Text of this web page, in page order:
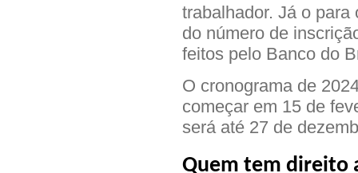
trabalhador. Já o
do número de
feitos pelo Banco do
O cronograma de
começar em 15 de
será até 27 de
Quem tem direito